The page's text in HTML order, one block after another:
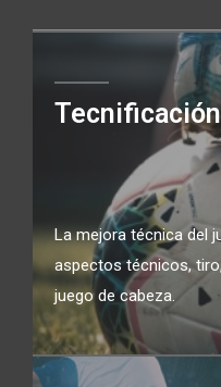
Tecnificación
La mejora técnica del
aspectos técnicos,
juego de cabeza.